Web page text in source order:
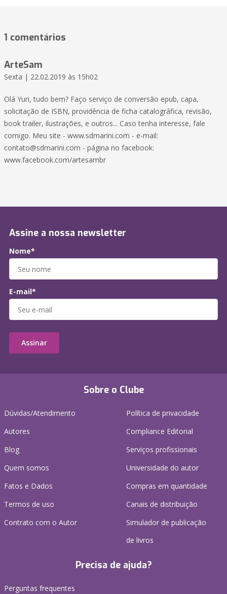
1 comentários
ArteSam
Sexta | 22.02.2019 às 15h02
Olá Yuri, tudo bem? Faço serviço de conversão epub, capa,
solicitação de ISBN, providência de ficha catalográfica, revisão,
book trailer, ilustrações, e outros... Caso tenha interesse, fale
comigo. Meu site - www.sdmarini.com - e-mail:
contato@sdmarini.com - página no facebook:
www.facebook.com/artesambr
Sobre o Clube
Dúvidas/Atendimento
Autores
Blog
Quem somos
Fatos e Dados
Termos de uso
Contrato com o Autor
Política de privacidade
Compliance Editorial
Serviços profissionais
Universidade do autor
Compras em quantidade
Canais de distribuição
Simulador de publicação
de livros
Precisa de ajuda?
Perguntas frequentes
Assine a nossa newsletter
Nome*
E-mail*
Assinar